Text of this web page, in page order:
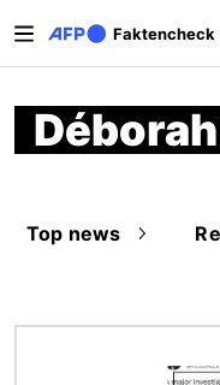
Faktencheck
Top news